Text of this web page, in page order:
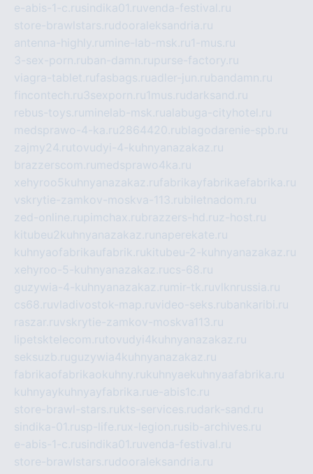
e-abis-1-c.rusindika01.ruvenda-festival.ru
store-brawlstars.rudooraleksandria.ru
antenna-highly.ru mine-lab-msk.ru1-mus.ru
3-sex-porn.ruban-damn.rupurse-factory.ru
viagra-tablet.rufasbags.ruadler-jun.rubandamn.ru
fincontech.ru3sexporn.ru1mus.rudarksand.ru
rebus-toys.ru minelab-msk.rualabuga-cityhotel.ru
medsprawo-4-ka.ru2864420.rublagodarenie-spb.ru
zajmy24.rutovudyi-4-kuhnyanazakaz.ru
brazzerscom.ru medsprawo4ka.ru
xehyroo5kuhnyanazakaz.rufabrikayfabrikaefabrika.ru
vskrytie-zamkov-moskva-113.rubiletnadom.ru
zed-online.rupimchax.rubrazzers-hd.ruz-host.ru
kitubeu2kuhnyanazakaz.ru naperekate.ru
kuhnyaofabrikaufabrik.rukitubeu-2-kuhnyanazakaz.ru
xehyroo-5-kuhnyanazakaz.rucs-68.ru
guzywia-4-kuhnyanazakaz.ru mir-tk.ruvlknrussia.ru
cs68.ruvladivostok-map.ruvideo-seks.rubankaribi.ru
raszar.ruvskrytie-zamkov-moskva113.ru
lipetsktelecom.rutovudyi4kuhnyanazakaz.ru
seksuzb.ruguzywia4kuhnyanazakaz.ru
fabrikaofabrikaokuhny.rukuhnyaekuhnyaafabrika.ru
kuhnyaykuhnyayfabrika.rue-abis1c.ru
store-brawl-stars.rukts-services.rudark-sand.ru
sindika-01.rusp-life.rux-legion.rusib-archives.ru
e-abis-1-c.rusindika01.ruvenda-festival.ru
store-brawlstars.rudooraleksandria.ru